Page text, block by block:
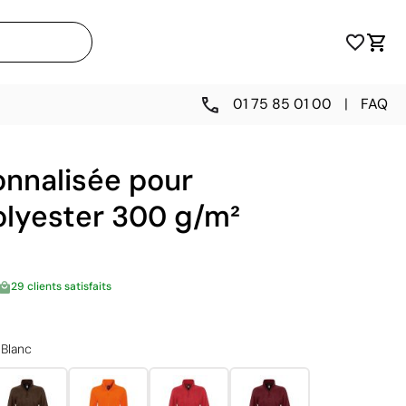
01 75 85 01 00 | FAQ
pour
300 g/m²
29 clients satisfaits
Blanc